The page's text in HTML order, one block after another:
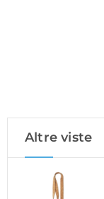
Altre viste